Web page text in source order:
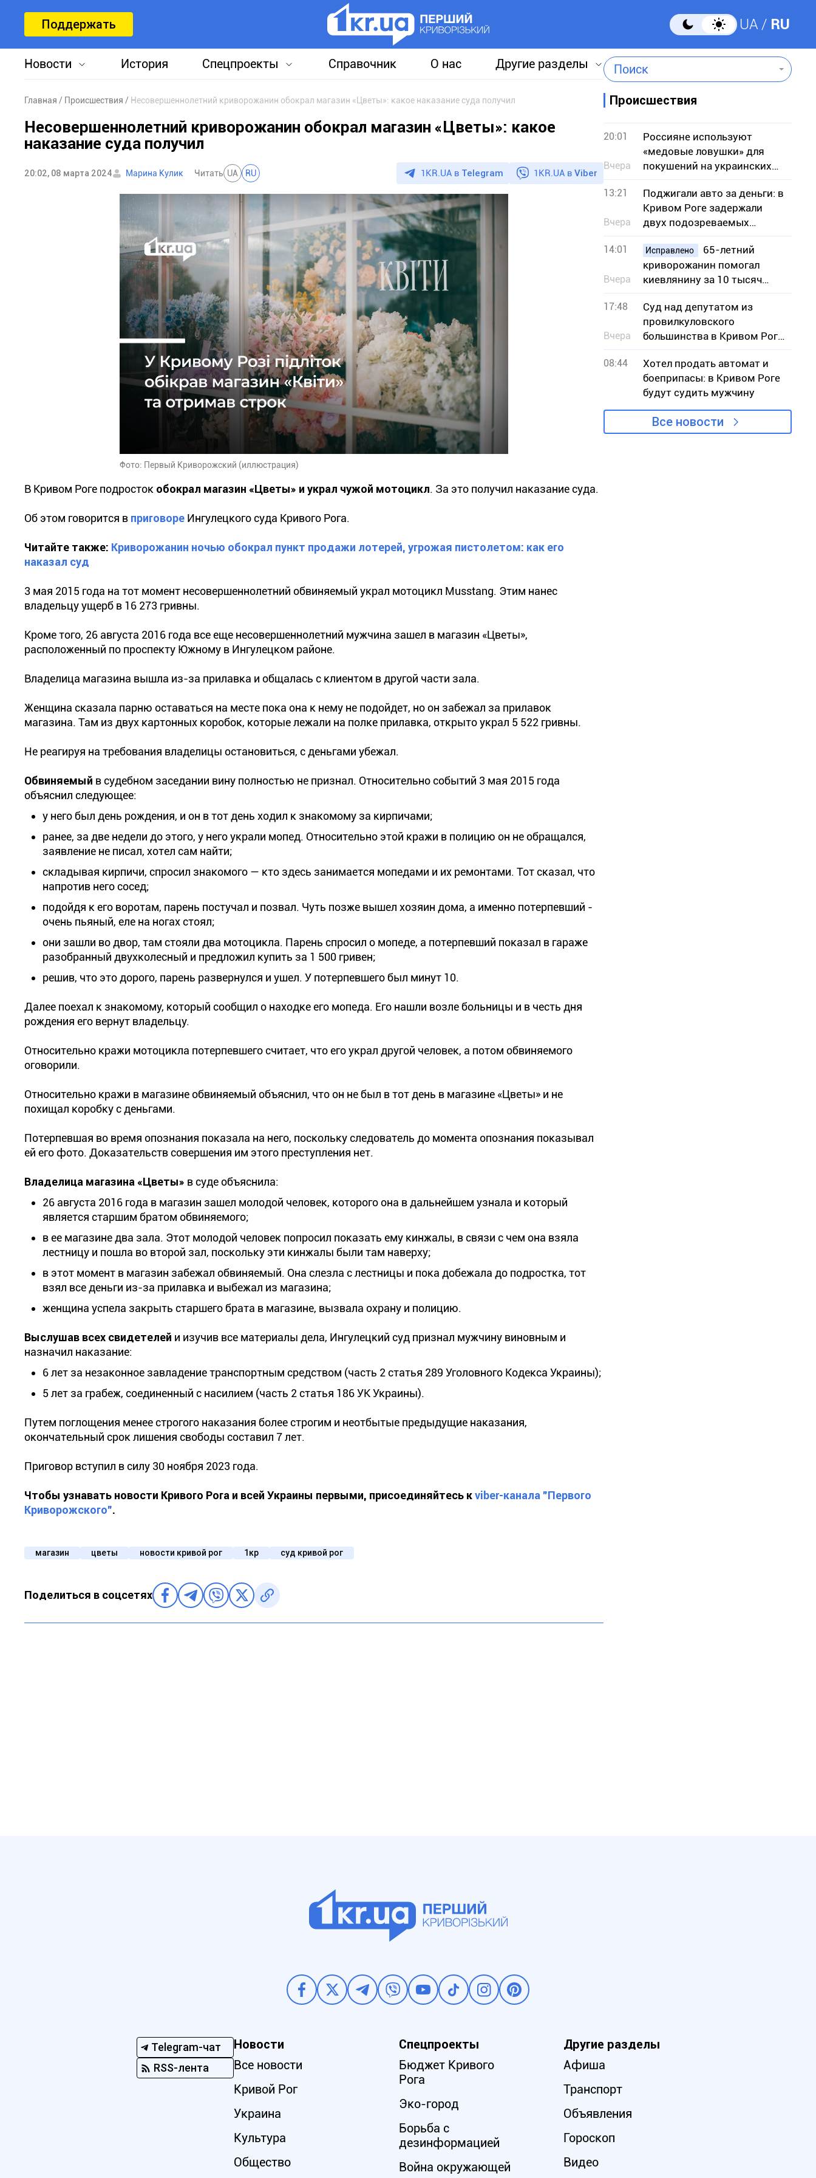
Поддержать UA RU
Новости История Спецпроекты Справочник О нас Другие разделы Поиск
Главная Происшествия Несовершеннолетний криворожанин обокрал магазин «Цветы»: какое наказание суда получил
Несовершеннолетний криворожанин обокрал магазин «Цветы»: какое
наказание суда получил
20:02, 08 марта 2024 Марина Кулик Читать UA RU 1KR.UA в Telegram 1KR.UA в Viber
Фото: Первый Криворожский (иллюстрация)
В Кривом Роге подросток обокрал магазин «Цветы» и украл чужой мотоцикл. За это получил наказание суда.
Об этом говорится в приговоре Ингулецкого суда Кривого Рога.
Читайте также: Криворожанин ночью обокрал пункт продажи лотерей, угрожая пистолетом: как его
наказал суд
3 мая 2015 года на тот момент несовершеннолетний обвиняемый украл мотоцикл Musstang. Этим нанес
владельцу ущерб в 16 273 гривны.
Кроме того, 26 августа 2016 года все еще несовершеннолетний мужчина зашел в магазин «Цветы»,
расположенный по проспекту Южному в Ингулецком районе.
Владелица магазина вышла из-за прилавка и общалась с клиентом в другой части зала.
Женщина сказала парню оставаться на месте пока она к нему не подойдет, но он забежал за прилавок
магазина. Там из двух картонных коробок, которые лежали на полке прилавка, открыто украл 5 522 гривны.
Не реагируя на требования владелицы остановиться, с деньгами убежал.
Обвиняемый в судебном заседании вину полностью не признал. Относительно событий 3 мая 2015 года
объяснил следующее:
у него был день рождения, и он в тот день ходил к знакомому за кирпичами;
ранее, за две недели до этого, у него украли мопед. Относительно этой кражи в полицию он не обращался,
заявление не писал, хотел сам найти;
складывая кирпичи, спросил знакомого — кто здесь занимается мопедами и их ремонтами. Тот сказал, что
напротив него сосед;
подойдя к его воротам, парень постучал и позвал. Чуть позже вышел хозяин дома, а именно потерпевший -
очень пьяный, еле на ногах стоял;
они зашли во двор, там стояли два мотоцикла. Парень спросил о мопеде, а потерпевший показал в гараже
разобранный двухколесный и предложил купить за 1 500 гривен;
решив, что это дорого, парень развернулся и ушел. У потерпевшего был минут 10.
Далее поехал к знакомому, который сообщил о находке его мопеда. Его нашли возле больницы и в честь дня
рождения его вернут владельцу.
Относительно кражи мотоцикла потерпевшего считает, что его украл другой человек, а потом обвиняемого
оговорили.
Относительно кражи в магазине обвиняемый объяснил, что он не был в тот день в магазине «Цветы» и не
похищал коробку с деньгами.
Потерпевшая во время опознания показала на него, поскольку следователь до момента опознания показывал
ей его фото. Доказательств совершения им этого преступления нет.
Владелица магазина «Цветы» в суде объяснила:
26 августа 2016 года в магазин зашел молодой человек, которого она в дальнейшем узнала и который
является старшим братом обвиняемого;
в ее магазине два зала. Этот молодой человек попросил показать ему кинжалы, в связи с чем она взяла
лестницу и пошла во второй зал, поскольку эти кинжалы были там наверху;
в этот момент в магазин забежал обвиняемый. Она слезла с лестницы и пока добежала до подростка, тот
взял все деньги из-за прилавка и выбежал из магазина;
женщина успела закрыть старшего брата в магазине, вызвала охрану и полицию.
Выслушав всех свидетелей и изучив все материалы дела, Ингулецкий суд признал мужчину виновным и
назначил наказание:
6 лет за незаконное завладение транспортным средством (часть 2 статья 289 Уголовного Кодекса Украины);
5 лет за грабеж, соединенный с насилием (часть 2 статья 186 УК Украины).
Путем поглощения менее строгого наказания более строгим и неотбытые предыдущие наказания,
окончательный срок лишения свободы составил 7 лет.
Приговор вступил в силу 30 ноября 2023 года.
Чтобы узнавать новости Кривого Рога и всей Украины первыми, присоединяйтесь кviber-канала "Первого
Криворожского".
магазин цветы новости кривой рог 1кр суд кривой рог
Поделиться в соцсетях
Происшествия
20:01
Вчера
Россияне используют
«медовые ловушки» для
покушений на украинских
военных — СБУ
13:21
Вчера
Поджигали авто за деньги: в
Кривом Роге задержали
двух подозреваемых
исполнительниц
14:01
Вчера
Исправлено
65-летний
криворожанин помогал
киевлянину за 10 тысяч
долларов незаконно
попасть в Словакию
17:48
Вчера
Суд над депутатом из
провилкуловского
большинства в Кривом Роге:
потерпевшая сторона
заявляет, что она не
потерпевшая
08:44
Хотел продать автомат и
боеприпасы: в Кривом Роге
будут судить мужчину
Все новости
Telegram-чат
RSS-лента
Новости
Все новости
Кривой Рог
Украина
Культура
Общество
Спецпроекты
Бюджет Кривого
Рога
Эко-город
Борьба с
дезинформацией
Война окружающей
Другие разделы
Афиша
Транспорт
Объявления
Гороскоп
Видео